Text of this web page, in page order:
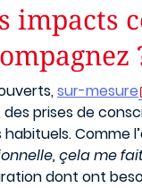
impacts
sur-mesure
prises de
Comme
çela me
dont ont